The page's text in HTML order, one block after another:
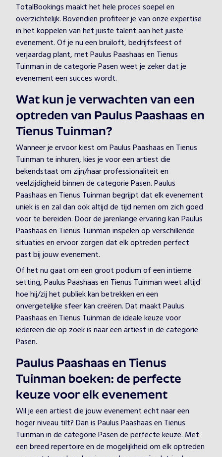
TotalBookings maakt het hele proces soepel en
overzichtelijk. Bovendien profiteer je van onze expertise
in het koppelen van het juiste talent aan het juiste
evenement. Of je nu een bruiloft, bedrijfsfeest of
verjaardag plant, met Paulus Paashaas en Tienus
Tuinman in de categorie Pasen weet je zeker dat je
evenement een succes wordt.
Wat kun je verwachten van een
optreden van Paulus Paashaas en
Tienus Tuinman?
Wanneer je ervoor kiest om Paulus Paashaas en Tienus
Tuinman te inhuren, kies je voor een artiest die
bekendstaat om zijn/haar professionaliteit en
veelzijdigheid binnen de categorie Pasen. Paulus
Paashaas en Tienus Tuinman begrijpt dat elk evenement
uniek is en zal dan ook altijd de tijd nemen om zich goed
voor te bereiden. Door de jarenlange ervaring kan Paulus
Paashaas en Tienus Tuinman inspelen op verschillende
situaties en ervoor zorgen dat elk optreden perfect
past bij jouw evenement.
Of het nu gaat om een groot podium of een intieme
setting, Paulus Paashaas en Tienus Tuinman weet altijd
hoe hij/zij het publiek kan betrekken en een
onvergetelijke sfeer kan creëren. Dat maakt Paulus
Paashaas en Tienus Tuinman de ideale keuze voor
iedereen die op zoek is naar een artiest in de categorie
Pasen.
Paulus Paashaas en Tienus
Tuinman boeken: de perfecte
keuze voor elk evenement
Wil je een artiest die jouw evenement echt naar een
hoger niveau tilt? Dan is Paulus Paashaas en Tienus
Tuinman in de categorie Pasen de perfecte keuze. Met
een breed repertoire en de mogelijkheid om elk optreden